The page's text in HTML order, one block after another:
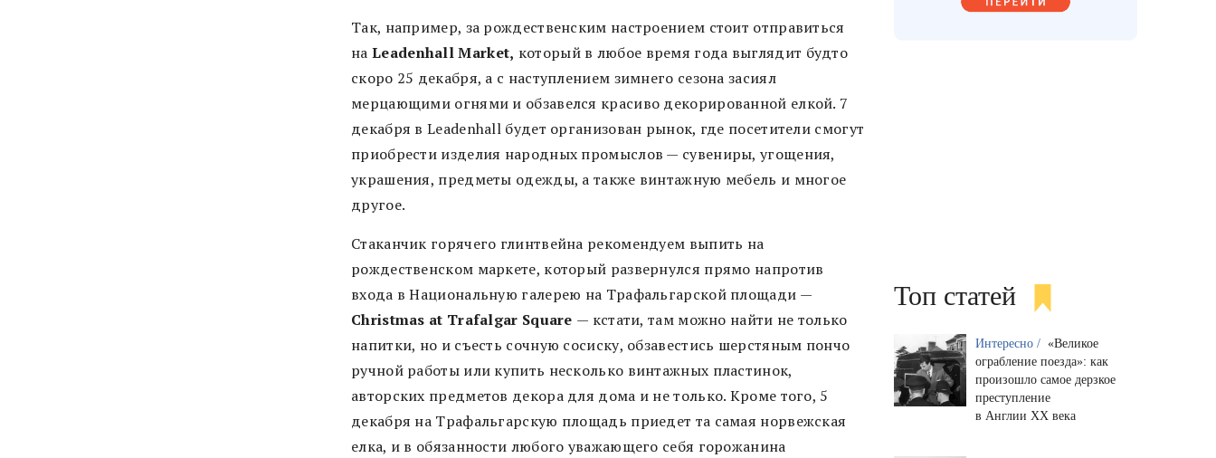
Так, например, за рождественским настроением стоит отправиться
на Leadenhall Market, который в любое время года выглядит будто
скоро 25 декабря, а с наступлением зимнего сезона засиял
мерцающими огнями и обзавелся красиво декорированной елкой. 7
декабря в Leadenhall будет организован рынок, где посетители смогут
приобрести изделия народных промыслов — сувениры, угощения,
украшения, предметы одежды, а также винтажную мебель и многое
другое.
Стаканчик горячего глинтвейна рекомендуем выпить на
рождественском маркете, который развернулся прямо напротив
входа в Национальную галерею на Трафальгарской площади —
Christmas at Trafalgar Square — кстати, там можно найти не только
напитки, но и съесть сочную сосиску, обзавестись шерстяным пончо
ручной работы или купить несколько винтажных пластинок,
авторских предметов декора для дома и не только. Кроме того, 5
декабря на Трафальгарскую площадь приедет та самая норвежская
елка, и в обязанности любого уважающего себя горожанина
Топ статей
Интересно / «Великое
ограбление поезда»: как
произошло самое дерзкое
преступление
в Англии XX века